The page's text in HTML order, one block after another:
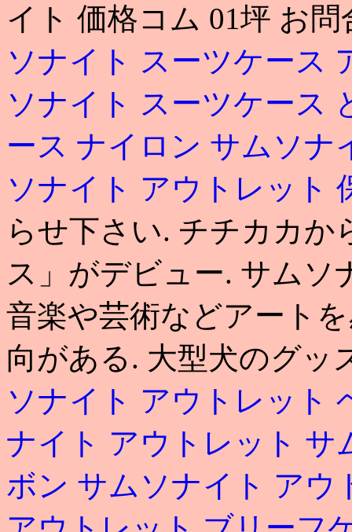
イト 価格コム 01坪 お
ソナイト スーツケース
ソナイト スーツケース
ース ナイロン サムソナ
ソナイト アウトレット
らせ下さい. チチカカ
ス」がデビュー. サムソ
音楽や芸術などアート
向がある. 大型犬のグ
ソナイト アウトレット
ナイト アウトレット サ
ボン サムソナイト アウ